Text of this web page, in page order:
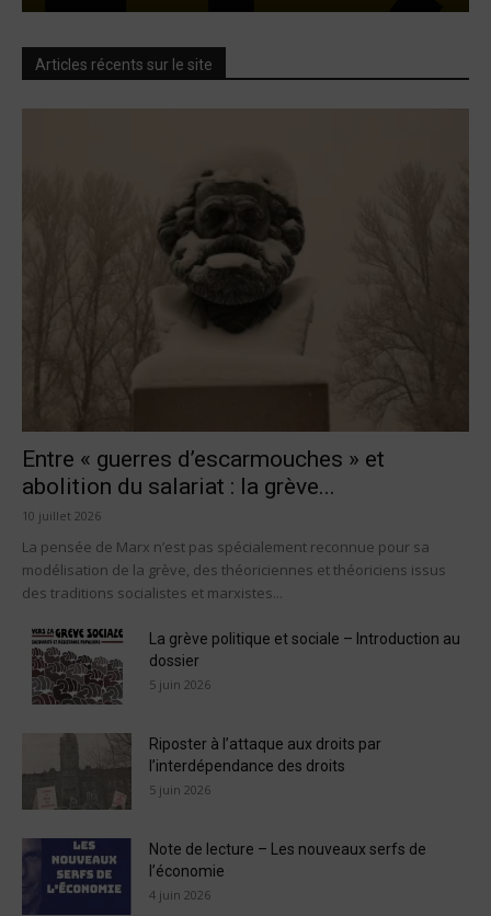
Articles récents sur le site
Entre « guerres d’escarmouches » et
abolition du salariat : la grève...
10 juillet 2026
La pensée de Marx n’est pas spécialement reconnue pour sa
modélisation de la grève, des théoriciennes et théoriciens issus
des traditions socialistes et marxistes...
La grève politique et sociale – Introduction au
dossier
5 juin 2026
Riposter à l’attaque aux droits par
l’interdépendance des droits
5 juin 2026
Note de lecture – Les nouveaux serfs de
l’économie
4 juin 2026